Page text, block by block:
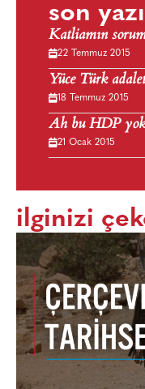
son
Katliamın
22 Temmuz 2015
Yüce Türk
18 Temmuz 2015
Ah bu HDP
21 Ocak 2015
ilginizi